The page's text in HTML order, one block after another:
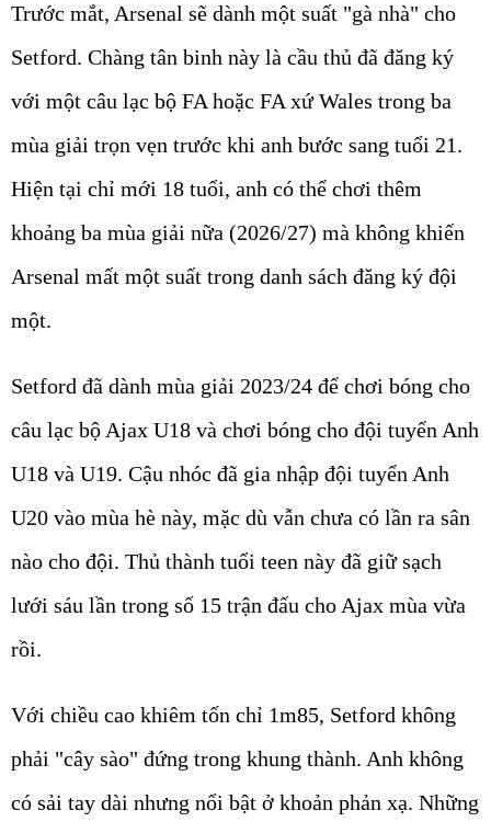
Trước mắt, Arsenal sẽ dành một suất "gà nhà" cho
Setford. Chàng tân binh này là cầu thủ đã đăng ký
với một câu lạc bộ FA hoặc FA xứ Wales trong ba
mùa giải trọn vẹn trước khi anh bước sang tuổi 21.
Hiện tại chỉ mới 18 tuổi, anh có thể chơi thêm
khoảng ba mùa giải nữa (2026/27) mà không khiến
Arsenal mất một suất trong danh sách đăng ký đội
một.
Setford đã dành mùa giải 2023/24 để chơi bóng cho
câu lạc bộ Ajax U18 và chơi bóng cho đội tuyển Anh
U18 và U19. Cậu nhóc đã gia nhập đội tuyển Anh
U20 vào mùa hè này, mặc dù vẫn chưa có lần ra sân
nào cho đội. Thủ thành tuổi teen này đã giữ sạch
lưới sáu lần trong số 15 trận đấu cho Ajax mùa vừa
rồi.
Với chiều cao khiêm tốn chỉ 1m85, Setford không
phải "cây sào" đứng trong khung thành. Anh không
có sải tay dài nhưng nổi bật ở khoản phản xạ. Những